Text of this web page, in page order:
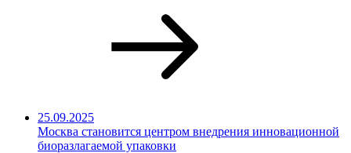
25.09.2025
Москва становится центром внедрения инновационной
биоразлагаемой упаковки